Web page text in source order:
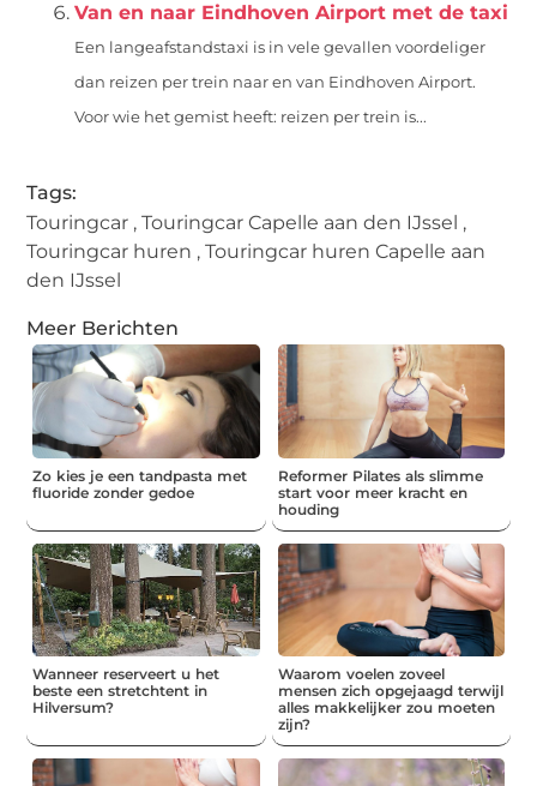
Van en naar Eindhoven Airport met de taxi
Een langeafstandstaxi is in vele gevallen voordeliger
dan reizen per trein naar en van Eindhoven Airport.
Voor wie het gemist heeft: reizen per trein is...
Tags:
Touringcar ,Touringcar Capelle aan den IJssel ,
Touringcar huren ,Touringcar huren Capelle aan
den IJssel
Meer Berichten
Zo kies je een tandpasta met
fluoride zonder gedoe
Reformer Pilates als slimme
start voor meer kracht en
houding
Wanneer reserveert u het
beste een stretchtent in
Hilversum?
Waarom voelen zoveel
mensen zich opgejaagd terwijl
alles makkelijker zou moeten
zijn?